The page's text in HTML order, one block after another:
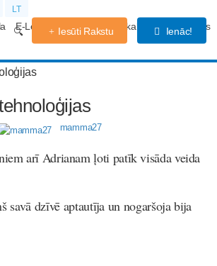
LT
E-Lekcijas Grūtniecības kalendārs Forums
Iesūti Rakstu Ienāc!
mamma27
arī Adrianam ļoti patīk visāda veida
savā dzīvē aptautīja un nogaršoja bija